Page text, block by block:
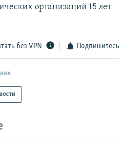
организаций 15 лет
без VPN Подпишитесь